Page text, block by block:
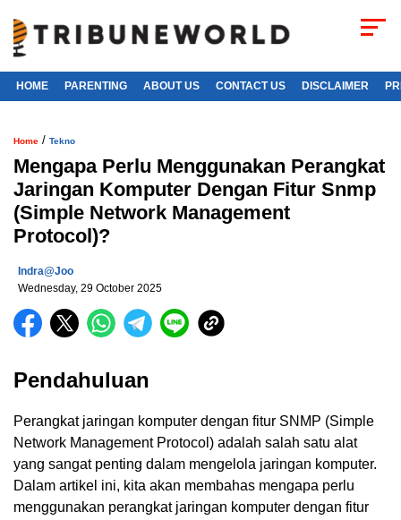
HOME PARENTING ABOUT US CONTACT US DISCLAIMER
Home / Tekno
Mengapa Perlu Menggunakan Perangkat
Jaringan Komputer Dengan Fitur Snmp
(Simple Network Management
Protocol)?
Indra@joo
Wednesday, 29 October 2025
Pendahuluan
Perangkat jaringan komputer dengan fitur SNMP (Simple
Network Management Protocol) adalah salah satu alat
yang sangat penting dalam mengelola jaringan komputer.
Dalam artikel ini, kita akan membahas mengapa perlu
menggunakan perangkat jaringan komputer dengan fitur